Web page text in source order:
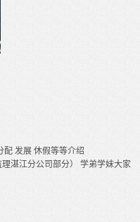
配 发展 休假等等介绍
湛江分公司部分） 学弟学妹大家